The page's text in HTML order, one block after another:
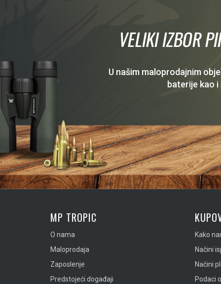
VELIKI IZBOR
U našim maloprodajnim
baterije kao i
MP TROPIC
O nama
Maloprodaja
Zaposlenje
Predstojeći događaji
Kako
Načini
Načini
Podaci